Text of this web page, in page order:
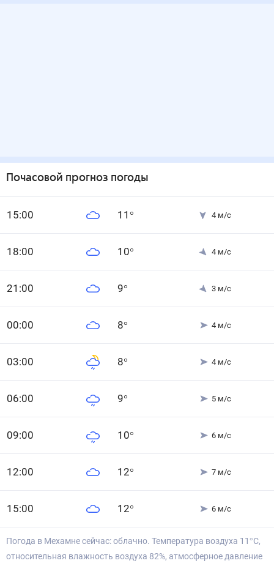
Почасовой прогноз погоды
15:00 11 ° 4 м/с
18:00 10° 4 м/с
21 :00 9° 3 м/с
00:00 8° 4 м/с
03:00 8° 4 м/с
06:00 9° 5 м/с
09:00 10° 6 м/с
12:00 12° 7 м/с
15:00 12° 6 м/с
Погода в Мехамне сейчас: облачно. Температура воздуха 11°С,
относительная влажность воздуха 82%, атмосферное давление